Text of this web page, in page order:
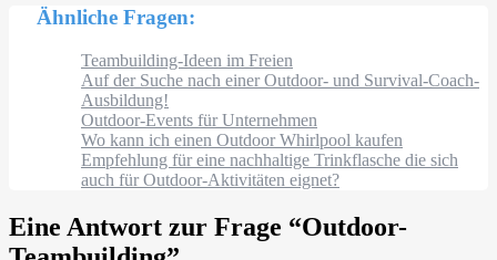
Ähnliche Fragen:
Teambuilding-Ideen im Freien
Auf der Suche nach einer Outdoor- und Survival-Coach-
Ausbildung!
Outdoor-Events für Unternehmen
Wo kann ich einen Outdoor Whirlpool kaufen
Empfehlung für eine nachhaltige Trinkflasche die sich
auch für Outdoor-Aktivitäten eignet?
Eine Antwort zur Frage “Outdoor-